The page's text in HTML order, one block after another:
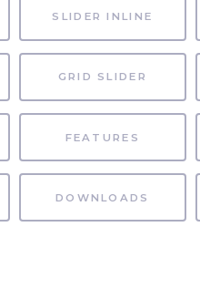
SLIDER INLINE
GRID SLIDER
FEATURES
DOWNLOADS